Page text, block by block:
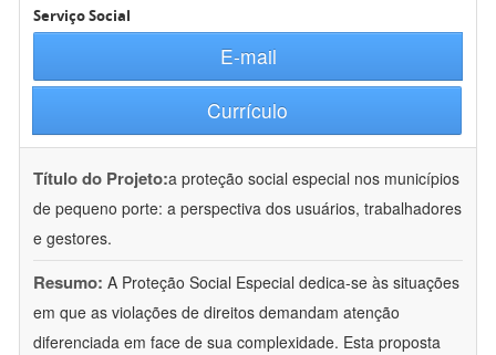
Serviço Social
E-mail
Currículo
Título do Projeto:a proteção social especial nos municípios
de pequeno porte: a perspectiva dos usuários, trabalhadores
e gestores.
Resumo: A Proteção Social Especial dedica-se às situações
em que as violações de direitos demandam atenção
diferenciada em face de sua complexidade. Esta proposta